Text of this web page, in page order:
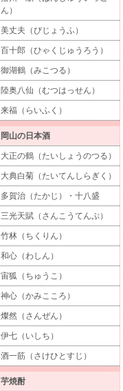
ん）
美丈夫（びじょうふ）
百十郎（ひゃくじゅうろう）
御湖鶴（みこつる）
陸奥八仙（むつはっせん）
来福（らいふく）
岡山の日本酒
大正の鶴（たいしょうのつる）
大典白菊（たいてんしらぎく）
多賀治（たかじ）・十八盛
三光天賦（さんこうてんぷ）
竹林（ちくりん）
和心（わしん）
宙狐（ちゅうこ）
神心（かみこころ）
燦然（さんぜん）
伊七（いしち）
酒一筋（さけひとすじ）
芋焼酎